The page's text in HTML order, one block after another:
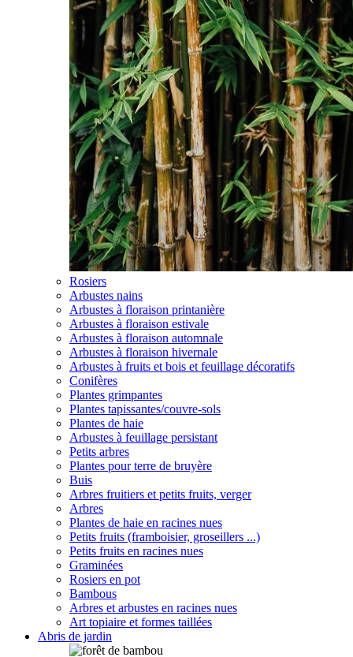
Rosiers
Arbustes nains
Arbustes à floraison printanière
Arbustes à floraison estivale
Arbustes à floraison automnale
Arbustes à floraison hivernale
Arbustes à fruits et bois et feuillage décoratifs
Conifères
Plantes grimpantes
Plantes tapissantes/couvre-sols
Plantes de haie
Arbustes à feuillage persistant
Petits arbres
Plantes pour terre de bruyère
Buis
Arbres fruitiers et petits fruits, verger
Arbres
Plantes de haie en racines nues
Petits fruits (framboisier, groseillers ...)
Petits fruits en racines nues
Graminées
Rosiers en pot
Bambous
Arbres et arbustes en racines nues
Art topiaire et formes taillées
Abris de jardin